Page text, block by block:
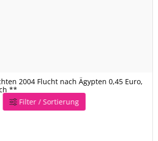
Filter / Sortierung
2004 Flucht nach Ägypten 0,45 Euro,
**